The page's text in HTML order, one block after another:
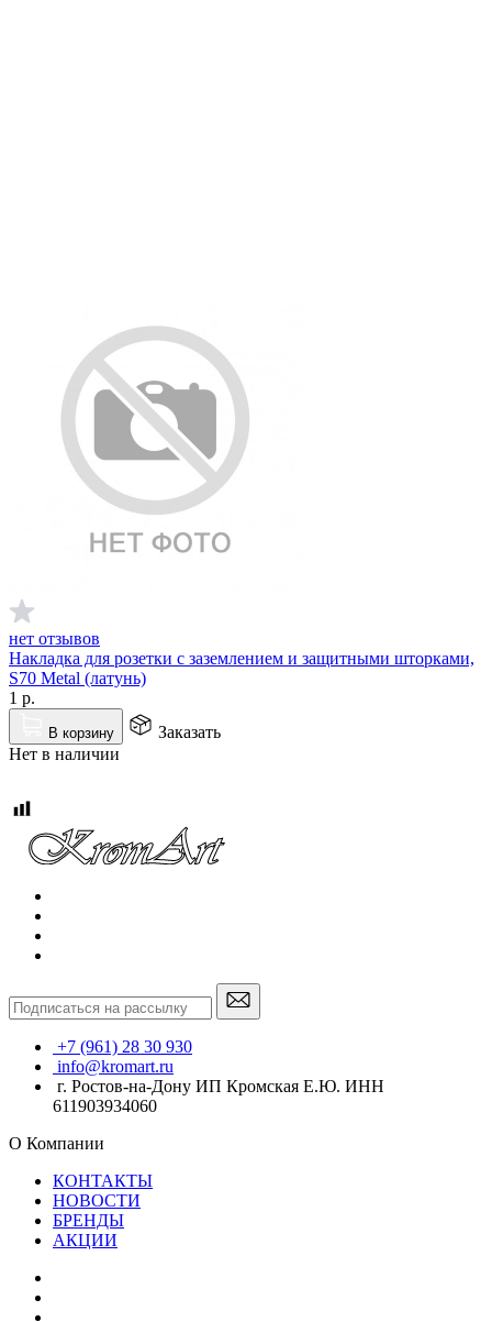
нет отзывов
Накладка для розетки с заземлением и защитными шторками,
S70 Metal (латунь)
1 р.
В корзину
Заказать
Нет в наличии
+7 (961) 28 30 930
info@kromart.ru
г. Ростов-на-Дону ИП Кромская Е.Ю. ИНН
611903934060
О Компании
КОНТАКТЫ
НОВОСТИ
БРЕНДЫ
АКЦИИ